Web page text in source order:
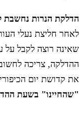
הדלקת הנרות
לאחר חליצת נעלי
שאינה רוצה לקבל על
ההדלקה, צריכה
את קדושת יום
"שהחיינו" בשעת